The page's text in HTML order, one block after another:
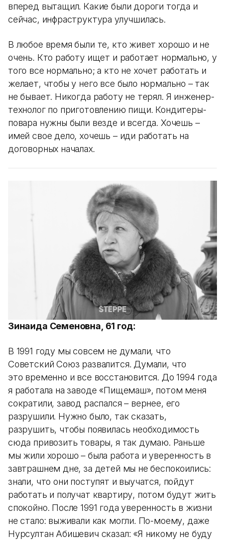
вперед вытащил. Какие были дороги тогда и
сейчас, инфраструктура улучшилась.
В любое время были те, кто живет хорошо и не
очень. Кто работу ищет и работает нормально, у
того все нормально; а кто не хочет работать и
желает, чтобы у него все было нормально – так
не бывает. Никогда работу не терял. Я инженер-
технолог по приготовлению пищи. Кондитеры-
повара нужны были везде и всегда. Хочешь –
имей свое дело, хочешь – иди работать на
договорных началах.
Зинаида Семеновна, 61 год:
В 1991 году мы совсем не думали, что
Советский Союз развалится. Думали, что
это временно и все восстановится. До 1994 года
я работала на заводе «Пищемаш», потом меня
сократили, завод распался – вернее, его
разрушили. Нужно было, так сказать,
разрушить, чтобы появилась необходимость
сюда привозить товары, я так думаю. Раньше
мы жили хорошо – была работа и уверенность в
завтрашнем дне, за детей мы не беспокоились:
знали, что они поступят и выучатся, пойдут
работать и получат квартиру, потом будут жить
спокойно. После 1991 года уверенность в жизни
не стало: выживали как могли. По-моему, даже
Нурсултан Абишевич сказал: «Я никому не буду